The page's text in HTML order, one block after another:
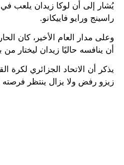
يُشار إلى أن لوكا زيدان يلعب
راسينج ورايو فاييكانو.
أن ينافسه حاليًا زيدان ليختار
يذكر أن الاتحاد الجزائري
زيزو رفض ولا يزال ينتظر فرصته